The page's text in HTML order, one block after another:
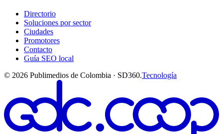
Directorio
Soluciones por sector
Ciudades
Promotores
Contacto
Guía SEO local
© 2026 Publimedios de Colombia · SD360.Tecnología